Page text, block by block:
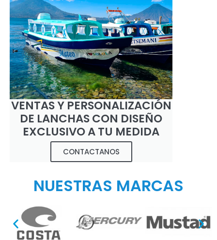
VENTAS Y PERSONALIZACIÓN
DE LANCHAS CON DISEÑO
EXCLUSIVO A TU MEDIDA
CONTACTANOS
NUESTRAS MARCAS